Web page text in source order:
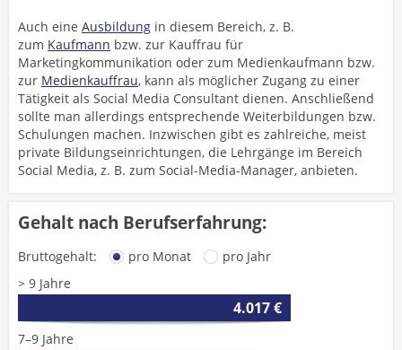
Auch eine Ausbildung in diesem Bereich, z. B.
zum Kaufmann bzw. zur Kauffrau für
Marketingkommunikation oder zum Medienkaufmann bzw.
zur Medienkauffrau, kann als möglicher Zugang zu einer
Tätigkeit als Social Media Consultant dienen. Anschließend
sollte man allerdings entsprechende Weiterbildungen bzw.
Schulungen machen. Inzwischen gibt es zahlreiche, meist
private Bildungseinrichtungen, die Lehrgänge im Bereich
Social Media, z. B. zum Social-Media-Manager, anbieten.
Gehalt nach Berufserfahrung:
Bruttogehalt: pro Monat
pro Jahr
> 9 Jahre
4.017 €
7–9 Jahre